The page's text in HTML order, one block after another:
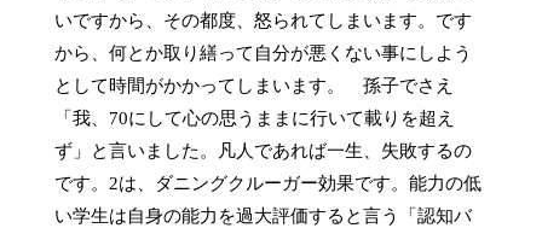
いですから、その都度、怒られてしまいます。です
から、何とか取り繕って自分が悪くない事にしよう
として時間がかかってしまいます。　孫子でさえ
「我、70にして心の思うままに行いて載りを超え
ず」と言いました。凡人であれば一生、失敗するの
です。2は、ダニングクルーガー効果です。能力の低
い学生は自身の能力を過大評価すると言う「認知バ